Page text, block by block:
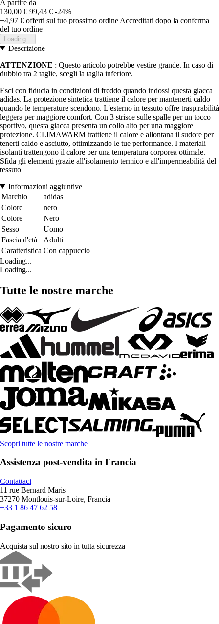
A partire da
130,00 € 99,43 € -24%
+4,97 € offerti sul tuo prossimo ordine Accreditati dopo la conferma
del tuo ordine
Loading...
Descrizione
ATTENZIONE : Questo articolo potrebbe vestire grande. In caso di
dubbio tra 2 taglie, scegli la taglia inferiore.
Esci con fiducia in condizioni di freddo quando indossi questa giacca
adidas. La protezione sintetica trattiene il calore per mantenerti caldo
quando le temperature scendono. L'esterno in tessuto offre traspirabilità
leggera per maggiore comfort. Con 3 strisce sulle spalle per un tocco
sportivo, questa giacca presenta un collo alto per una maggiore
protezione. CLIMAWARM trattiene il calore e allontana il sudore per
tenerti caldo e asciutto, ottimizzando le tue performance. I materiali
isolanti trattengono il calore per una temperatura corporea ottimale.
Sfida gli elementi grazie all'isolamento termico e all'impermeabilità del
tessuto.
Informazioni aggiuntive
Marchio
adidas
Colore
nero
Colore
Nero
Sesso
Uomo
Fascia d'età
Adulti
Caratteristica Con cappuccio
Loading...
Loading...
Tutte le nostre marche
Scopri tutte le nostre marche
Assistenza post-vendita in Francia
Contattaci
11 rue Bernard Maris
37270 Montlouis-sur-Loire, Francia
+33 1 86 47 62 58
Pagamento sicuro
Acquista sul nostro sito in tutta sicurezza